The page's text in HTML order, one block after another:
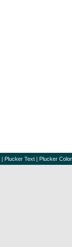
| Plucker Text | Plucker Color